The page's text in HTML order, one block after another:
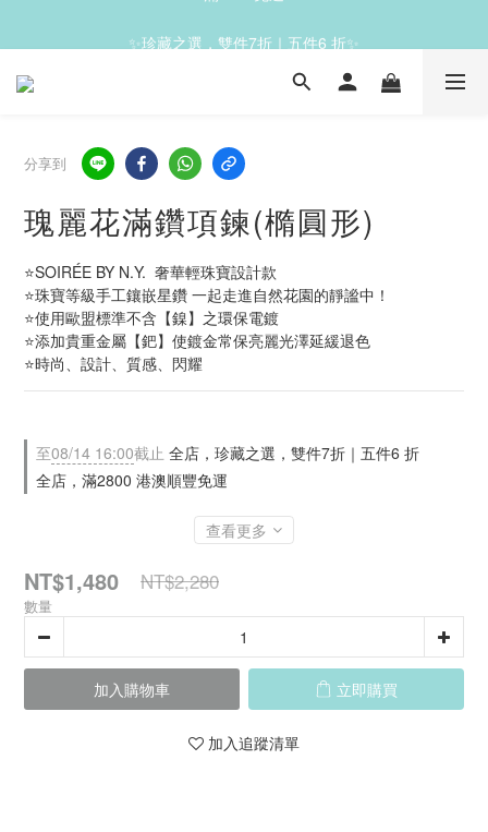
✨珍藏之選，雙件7折｜五件6 折✨
分享到
瑰麗花滿鑽項鍊(橢圓形)
⭐SOIRÉE BY N.Y.  奢華輕珠寶設計款
⭐珠寶等級手工鑲嵌星鑽 一起走進自然花園的靜謐中！
⭐使用歐盟標準不含【鎳】之環保電鍍
⭐添加貴重金屬【鈀】使鍍金常保亮麗光澤延緩退色
⭐時尚、設計、質感、閃耀
至08/14 16:00截止 全店，珍藏之選，雙件7折｜五件6 折
全店，滿2800 港澳順豐免運
查看更多
NT$1,480 NT$2,280
數量
加入購物車 立即購買
加入追蹤清單